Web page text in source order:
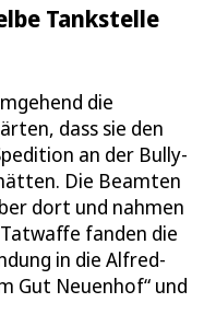
Tankstelle
die
dass sie den
an der Bully-
Die Beamten
dort und nahmen
fanden die
in die Alfred-
Gut Neuenhof“ und